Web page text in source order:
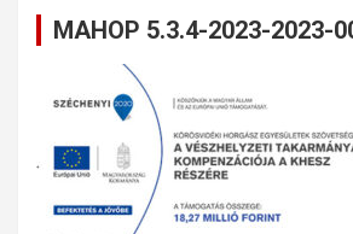
MAHOP 5.3.4-2023-2023-